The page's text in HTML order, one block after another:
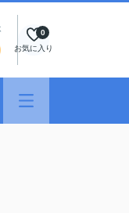
お気に入り
0